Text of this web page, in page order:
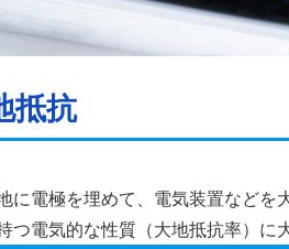
抵抗
に電極を埋めて、電気装置などを
つ電気的な性質（大地抵抗率）に